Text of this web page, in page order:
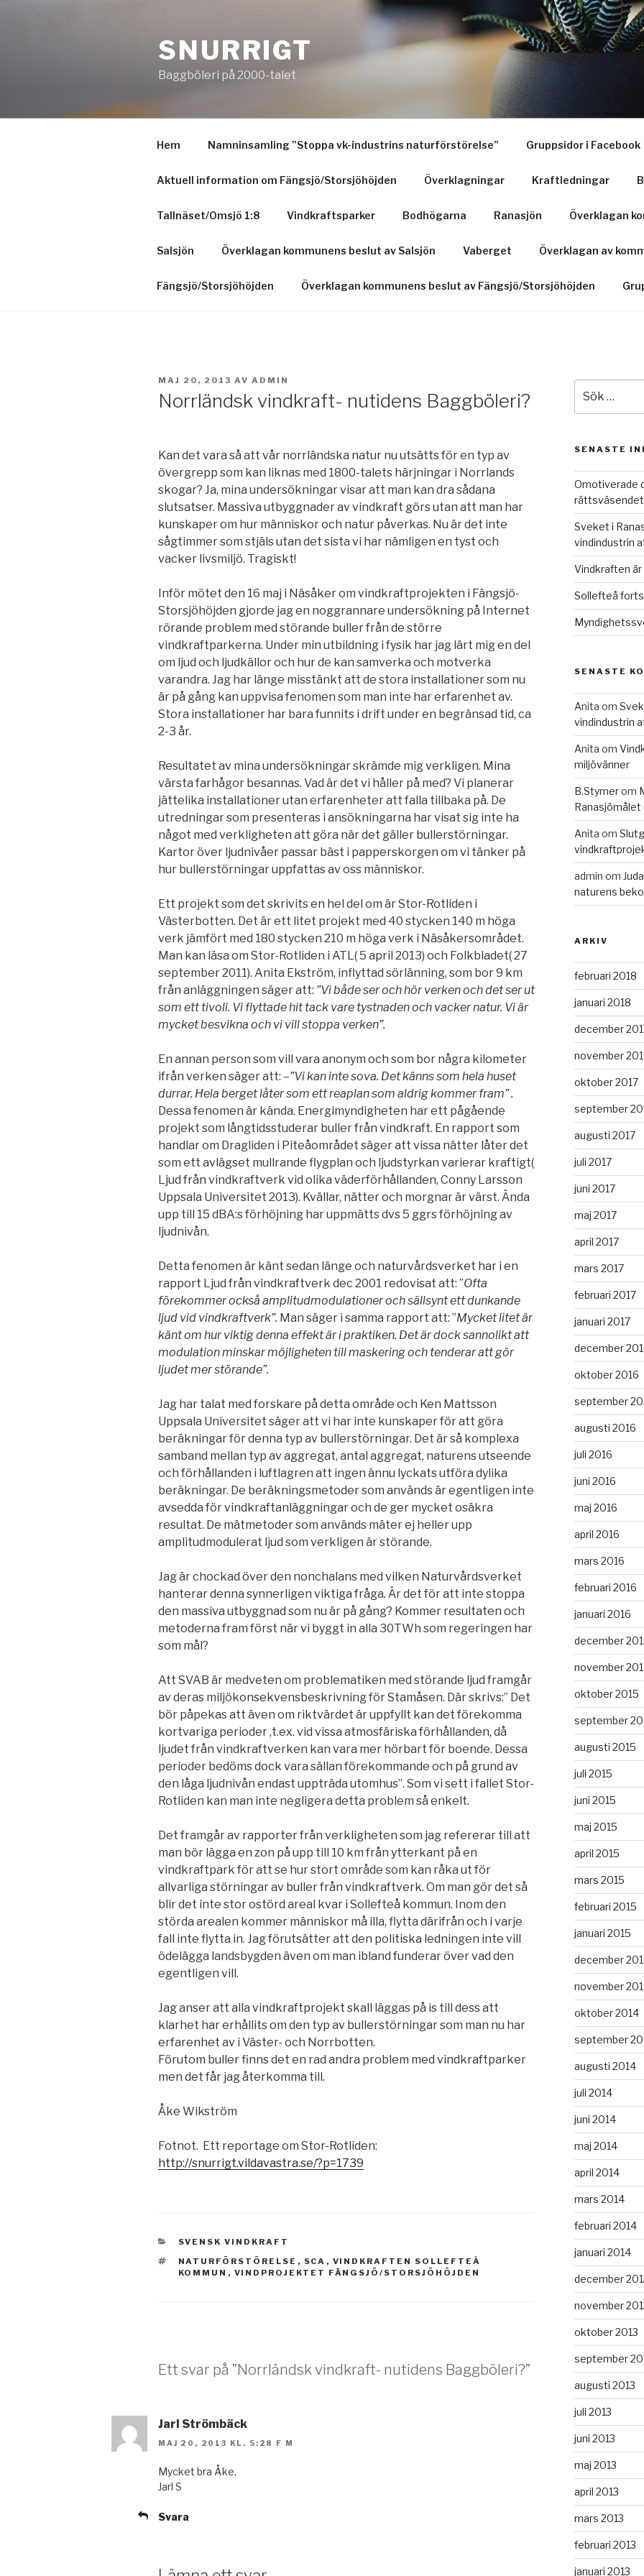
SNURRIGT
Baggböleri på 2000-talet
Hem Namninsamling ”Stoppa vk-industrins naturförstörelse” Gruppsidor i Facebook
Aktuell information om Fängsjö/Storsjöhöjden Överklagningar Kraftledningar
Tallnäset/Omsjö 1:8 Vindkraftsparker Bodhögarna Ranasjön Överklagan
Salsjön Överklagan kommunens beslut av Salsjön Vaberget Överklagan av
Fängsjö/Storsjöhöjden Överklagan kommunens beslut av Fängsjö/Storsjöhöjden
PUBLICERAT
MAJ 20, 2013 AV ADMIN
Norrländsk vindkraft- nutidens Baggböleri?
Kan det vara så att vår norrländska natur nu utsätts för en typ av
övergrepp som kan liknas med 1800-talets härjningar i Norrlands
skogar? Ja, mina undersökningar visar att man kan dra sådana
slutsatser. Massiva utbyggnader av vindkraft görs utan att man har
kunskaper om hur människor och natur påverkas. Nu är det inte
sågtimmer som stjäls utan det sista vi har nämligen en tyst och
vacker livsmiljö. Tragiskt!
Inför mötet den 16 maj i Näsåker om vindkraftprojekten i Fängsjö-
Storsjöhöjden gjorde jag en noggrannare undersökning på Internet
rörande problem med störande buller från de större
vindkraftparkerna. Under min utbildning i fysik har jag lärt mig en del
om ljud och ljudkällor och hur de kan samverka och motverka
varandra. Jag har länge misstänkt att de stora installationer som nu
är på gång kan uppvisa fenomen som man inte har erfarenhet av.
Stora installationer har bara funnits i drift under en begränsad tid, ca
2-3 år.
Resultatet av mina undersökningar skrämde mig verkligen. Mina
värsta farhågor besannas. Vad är det vi håller på med? Vi planerar
jättelika installationer utan erfarenheter att falla tillbaka på. De
utredningar som presenteras i ansökningarna har visat sig inte ha
något med verkligheten att göra när det gäller bullerstörningar.
Kartor över ljudnivåer passar bäst i papperskorgen om vi tänker på
hur bullerstörningar uppfattas av oss människor.
Ett projekt som det skrivits en hel del om är Stor-Rotliden i
Västerbotten. Det är ett litet projekt med 40 stycken 140 m höga
verk jämfört med 180 stycken 210 m höga verk i Näsåkersområdet.
Man kan läsa om Stor-Rotliden i ATL( 5 april 2013) och Folkbladet( 27
september 2011). Anita Ekström, inflyttad sörlänning, som bor 9 km
från anläggningen säger att: ”Vi både ser och hör verken och det ser ut
som ett tivoli. Vi flyttade hit tack vare tystnaden och vacker natur. Vi är
mycket besvikna och vi vill stoppa verken”.
En annan person som vill vara anonym och som bor några kilometer
ifrån verken säger att: –”Vi kan inte sova. Det känns som hela huset
durrar. Hela berget låter som ett reaplan som aldrig kommer fram” .
Dessa fenomen är kända. Energimyndigheten har ett pågående
projekt som långtidsstuderar buller från vindkraft. En rapport som
handlar om Dragliden i Piteåområdet säger att vissa nätter låter det
som ett avlägset mullrande flygplan och ljudstyrkan varierar kraftigt(
Ljud från vindkraftverk vid olika väderförhållanden, Conny Larsson
Uppsala Universitet 2013). Kvällar, nätter och morgnar är värst. Ända
upp till 15 dBA:s förhöjning har uppmätts dvs 5 ggrs förhöjning av
ljudnivån.
Detta fenomen är känt sedan länge och naturvårdsverket har i en
rapport Ljud från vindkraftverk dec 2001 redovisat att: ”Ofta
förekommer också amplitudmodulationer och sällsynt ett dunkande
ljud vid vindkraftverk”. Man säger i samma rapport att: ”Mycket litet är
känt om hur viktig denna effekt är i praktiken. Det är dock sannolikt att
modulation minskar möjligheten till maskering och tenderar att gör
ljudet mer störande”.
Jag har talat med forskare på detta område och Ken Mattsson
Uppsala Universitet säger att vi har inte kunskaper för att göra
beräkningar för denna typ av bullerstörningar. Det är så komplexa
samband mellan typ av aggregat, antal aggregat, naturens utseende
och förhållanden i luftlagren att ingen ännu lyckats utföra dylika
beräkningar. De beräkningsmetoder som används är egentligen inte
avsedda för vindkraftanläggningar och de ger mycket osäkra
resultat. De mätmetoder som används mäter ej heller upp
amplitudmodulerat ljud som verkligen är störande.
Jag är chockad över den nonchalans med vilken Naturvårdsverket
hanterar denna synnerligen viktiga fråga. Är det för att inte stoppa
den massiva utbyggnad som nu är på gång? Kommer resultaten och
metoderna fram först när vi byggt in alla 30TWh som regeringen har
som mål?
Att SVAB är medveten om problematiken med störande ljud framgår
av deras miljökonsekvensbeskrivning för Stamåsen. Där skrivs:” Det
bör påpekas att även om riktvärdet är uppfyllt kan det förekomma
kortvariga perioder ,t.ex. vid vissa atmosfäriska förhållanden, då
ljudet från vindkraftverken kan vara mer hörbart för boende. Dessa
perioder bedöms dock vara sällan förekommande och på grund av
den låga ljudnivån endast uppträda utomhus”. Som vi sett i fallet Stor-
Rotliden kan man inte negligera detta problem så enkelt.
Det framgår av rapporter från verkligheten som jag refererar till att
man bör lägga en zon på upp till 10 km från ytterkant på en
vindkraftpark för att se hur stort område som kan råka ut för
allvarliga störningar av buller från vindkraftverk. Om man gör det så
blir det inte stor ostörd areal kvar i Sollefteå kommun. Inom den
störda arealen kommer människor må illa, flytta därifrån och i varje
fall inte flytta in. Jag förutsätter att den politiska ledningen inte vill
ödelägga landsbygden även om man ibland funderar över vad den
egentligen vill.
Jag anser att alla vindkraftprojekt skall läggas på is till dess att
klarhet har erhållits om den typ av bullerstörningar som man nu har
erfarenhet av i Väster- och Norrbotten.
Förutom buller finns det en rad andra problem med vindkraftparker
men det får jag återkomma till.
Åke Wikström
Fotnot. Ett reportage om Stor-Rotliden:
http://snurrigt.vildavastra.se/?p=1739
KATEGORIER
SVENSK VINDKRAFT
TAGGAR
NATURFÖRSTÖRELSE , SCA , VINDKRAFTEN SOLLEFTEÅ
KOMMUN , VINDPROJEKTET FÄNGSJÖ/STORSJÖHÖJDEN
Ett svar på ”Norrländsk vindkraft- nutidens Baggböleri?”
Jarl Strömbäck
MAJ 20, 2013 KL. 5:28 F M
Mycket bra Åke,
Jarl S
Svara
efter:
SENASTE
Omotiverade
Sveket i
vindindustrin
Vindkraften
Sollefteå
SENASTE
Anita om
vindindustrin
Anita om
miljövänner
B.Stymerom
Anita om
admin om
naturens
ARKIV
februari 2018
januari 2018
december
november
oktober 2017
september
augusti 2017
juli 2017
juni 2017
maj 2017
april 2017
mars 2017
februari 2017
januari 2017
december
oktober 2016
september
augusti 2016
juli 2016
juni 2016
maj 2016
april 2016
mars 2016
februari 2016
januari 2016
december
november
oktober 2015
september
augusti 2015
juli 2015
juni 2015
maj 2015
april 2015
mars 2015
februari 2015
januari 2015
december
november
oktober 2014
september
augusti 2014
juli 2014
juni 2014
maj 2014
april 2014
mars 2014
februari 2014
januari 2014
december
november
oktober 2013
september
augusti 2013
juli 2013
juni 2013
maj 2013
april 2013
mars 2013
februari 2013
januari 2013